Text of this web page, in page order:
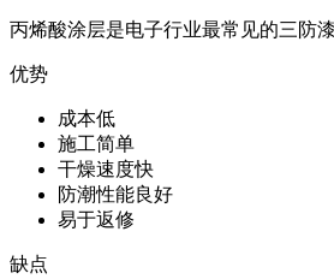
丙烯酸涂层是电子行业最常见的三防漆
优势
成本低
施工简单
干燥速度快
防潮性能良好
易于返修
缺点